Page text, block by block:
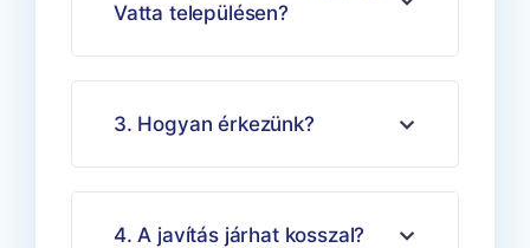
Vatta településen?
3. Hogyan érkezünk?
4. A javítás járhat kosszal?